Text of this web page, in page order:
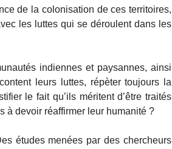
de la colonisation de ces territoires,
les luttes qui se déroulent dans les
indiennes et paysannes, ainsi
leurs luttes, répèter toujours la
le fait qu’ils méritent d’être traités
à devoir réaffirmer leur humanité ?
études menées par des chercheurs